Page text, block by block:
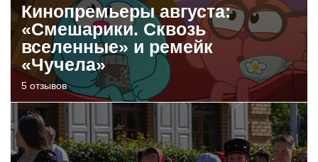
Кинопремьеры августа:
«Смешарики. Сквозь
вселенные» и ремейк
«Чучела»
5 отзывов